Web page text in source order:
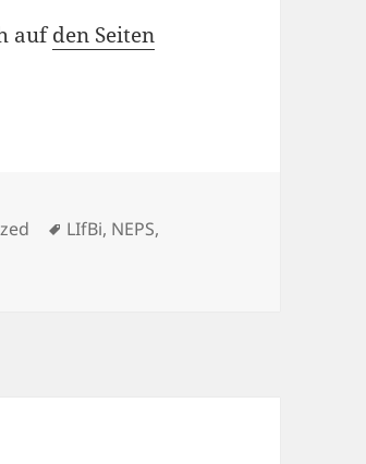
aufden Seiten
Schlagwörter
LIfBi, NEPS,
Stelle am FDZ-LIfBi (TV-L E13, 50%)